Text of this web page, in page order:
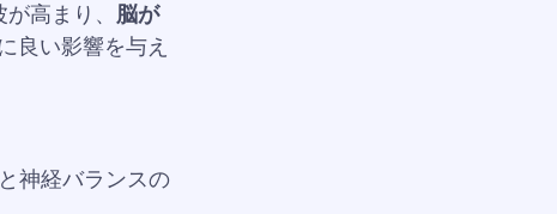
高まり、 脳が
良い影響を与え
神経バランスの